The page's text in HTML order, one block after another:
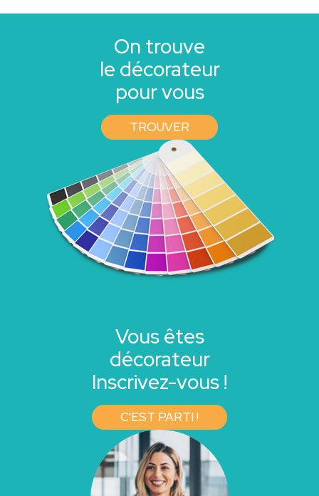
On trouve
le décorateur
pour vous
TROUVER
Vous êtes
décorateur
Inscrivez-vous !
C'EST PARTI !